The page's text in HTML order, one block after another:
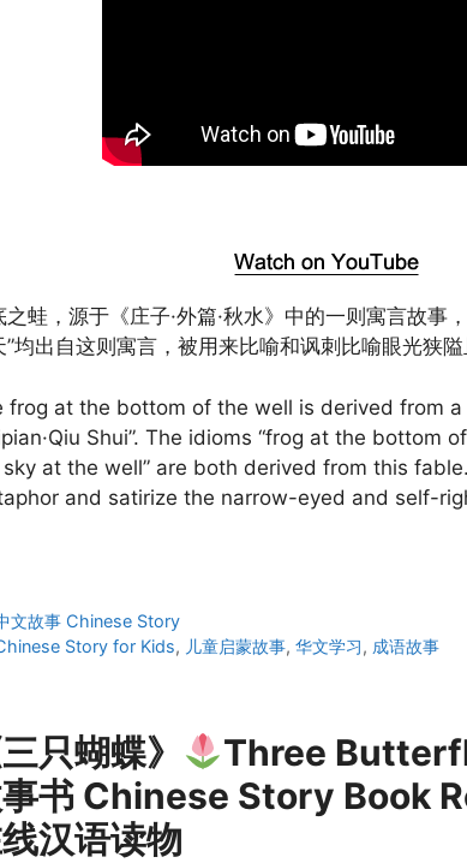
之蛙，源于《庄子·外篇·秋水》中的一则寓言故事
”均出自这则寓言，被用来比喻和讽刺比喻眼光狭隘
frog at the bottom of the well is derived from a
Shui”. The idioms “frog at the bottom
at the well” are both derived from this
and satirize the narrow-eyed and self-
文故事 Chinese Story
Story for Kids, 儿童启蒙故事,华文学习, 成语故事
三只蝴蝶》
Three
书 Chinese Story Book
汉语读物